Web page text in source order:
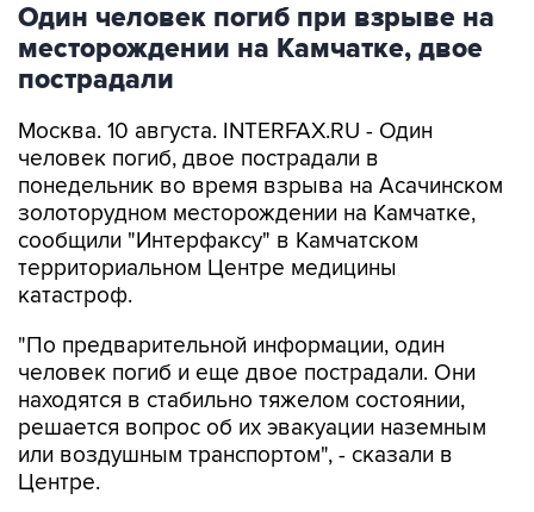
Один человек погиб при взрыве на
месторождении на Камчатке, двое
пострадали
Москва. 10 августа. INTERFAX.RU - Один
человек погиб, двое пострадали в
понедельник во время взрыва на Асачинском
золоторудном месторождении на Камчатке,
сообщили "Интерфаксу" в Камчатском
территориальном Центре медицины
катастроф.
"По предварительной информации, один
человек погиб и еще двое пострадали. Они
находятся в стабильно тяжелом состоянии,
решается вопрос об их эвакуации наземным
или воздушным транспортом", - сказали в
Центре.